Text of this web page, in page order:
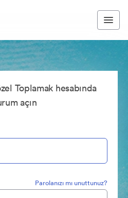
Toplamak hesabında
açın
Parolanızı mı unuttunuz?